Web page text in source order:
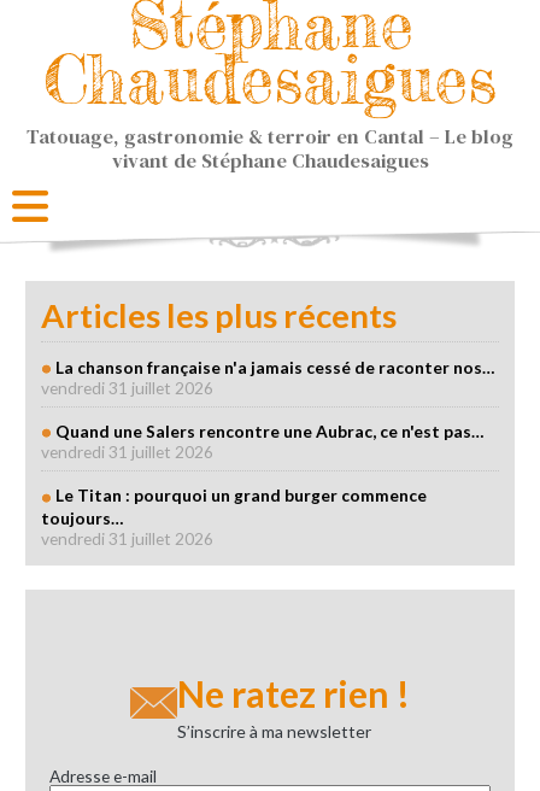
Stéphane
Chaudesaigues
Tatouage, gastronomie & terroir en Cantal – Le blog
vivant de Stéphane Chaudesaigues
Articles les plus récents
La chanson française n'a jamais cessé de raconter nos…
vendredi 31 juillet 2026
Quand une Salers rencontre une Aubrac, ce n'est pas…
vendredi 31 juillet 2026
Le Titan : pourquoi un grand burger commence
toujours…
vendredi 31 juillet 2026
Ne ratez rien !
S’inscrire à ma newsletter
Adresse e-mail